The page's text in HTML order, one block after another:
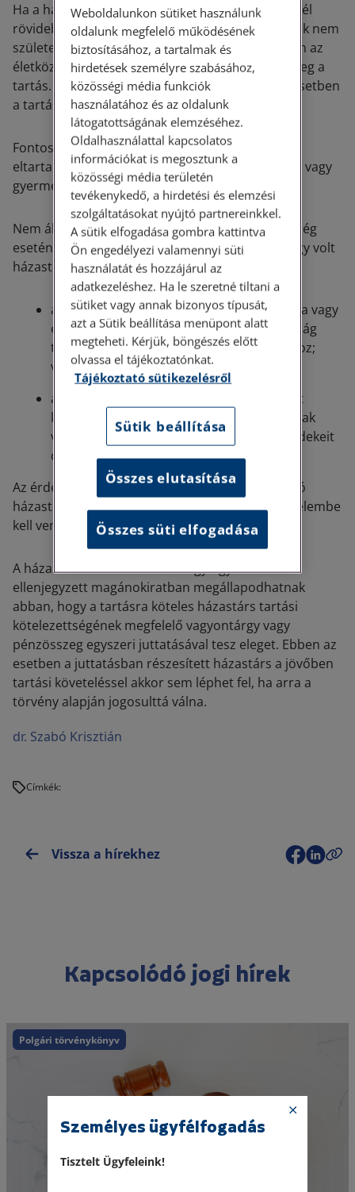
Ha a házastársak között az életközösség egy évnél
rövidebb ideig állt fenn és a házasságból gyermek nem
született, a volt házastársat rászorultsága esetén az
életközösség időtartamával egyező időre illeti meg a
tartás. A bíróság különös méltánylást érdemlő esetben
a tartást ennél hosszabb időre is elrendelheti.
Fontos kiemelni, hogy nem köteles házastársát
eltartani az, aki ezáltal a saját szükséges tartását vagy
gyermekének tartását veszélyeztetné.
Nem áll fenn a tartási kötelezettség érdemtelenség
esetén. Érdemtelen a tartásra az a házastárs vagy volt
házastárs:
akinek súlyosan kifogásolható magatartása vagy
életvitele járult hozzá alapvetően a házasság
teljes és helyrehozhatatlan megromlásához;
vagy
aki a házassági életközösség megszűnését
követően házastársának, volt házastársának
vagy vele együtt élő hozzátartozójának érdekeit
durván sértő magatartást tanúsított.
Az érdemtelenség elbírálásánál az arra hivatkozó
házastárs vagy volt házastárs magatartását figyelembe
kell venni.
A házastársak közokiratban vagy ügyvéd által
ellenjegyzett magánokiratban megállapodhatnak
abban, hogy a tartásra köteles házastárs tartási
kötelezettségének megfelelő vagyontárgy vagy
pénzösszeg egyszeri juttatásával tesz eleget. Ebben az
esetben a juttatásban részesített házastárs a jövőben
tartási követeléssel akkor sem léphet fel, ha arra a
törvény alapján jogosulttá válna.
dr. Szabó Krisztián
Címkék:
Vissza a hírekhez
Kapcsolódó jogi hírek
Polgári törvénykönyv
Személyes ügyfélfogadás
Tisztelt Ügyfeleink!
Weboldalunkon sütiket használunk
oldalunk megfelelő működésének
biztosításához, a tartalmak és
hirdetések személyre szabásához,
közösségi média funkciók
használatához és az oldalunk
látogatottságának elemzéséhez.
Oldalhasználattal kapcsolatos
információkat is megosztunk a
közösségi média területén
tevékenykedő, a hirdetési és elemzési
szolgáltatásokat nyújtó partnereinkkel.
A sütik elfogadása gombra kattintva
Ön engedélyezi valamennyi süti
használatát és hozzájárul az
adatkezeléshez. Ha le szeretné tiltani a
sütiket vagy annak bizonyos típusát,
azt a Sütik beállítása menüpont alatt
megteheti. Kérjük, böngészés előtt
olvassa el tájékoztatónkat.
Tájékoztató sütikezelésről
Sütik beállítása
Összes elutasítása
Összes süti elfogadása